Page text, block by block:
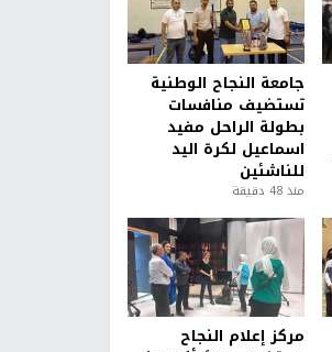
جامعة النجاح الوطنية
تستضيف منافسات
بطولة الراحل مفيد
اسماعيل لكرة اليد
للناشئين
منذ 48 دقيقة
مركز إعلام النجاح